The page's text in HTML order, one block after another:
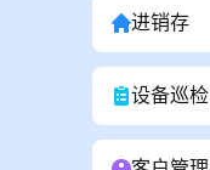
进销存
设备巡检